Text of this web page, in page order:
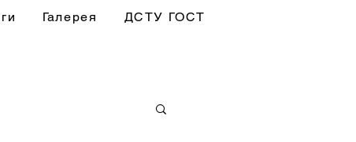
Галерея ДСТУ ГОСТ